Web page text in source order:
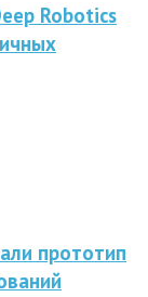
Robotics
прототип